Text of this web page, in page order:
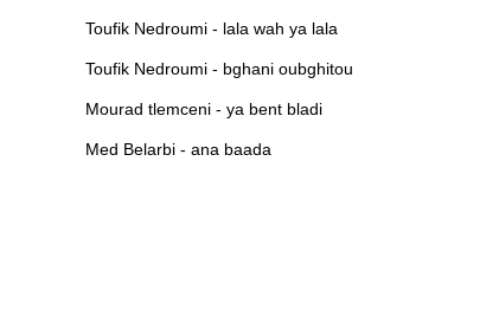
Toufik Nedroumi - lala wah ya lala
Toufik Nedroumi - bghani oubghitou
Mourad tlemceni - ya bent bladi
Med Belarbi - ana baada